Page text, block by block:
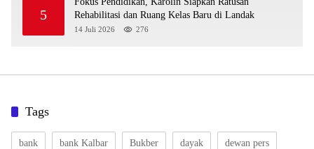
5
Rehabilitasi dan Ruang Kelas Baru di Landak
14 Juli 2026 276
Tags
bank bank Kalbar Bukber dayak dewan pers